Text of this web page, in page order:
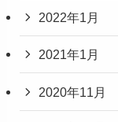
2022年1月
2021年1月
2020年11月